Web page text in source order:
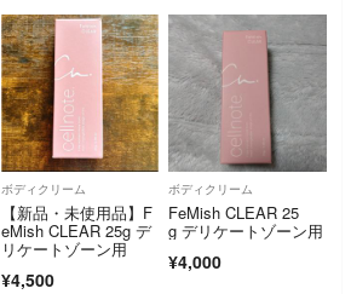
ボディクリーム
【新品・未使用品】F
eMish CLEAR 25g デ
リケートゾーン用
¥4,500
ボディクリーム
FeMish CLEAR 25
g デリケートゾーン用
¥4,000